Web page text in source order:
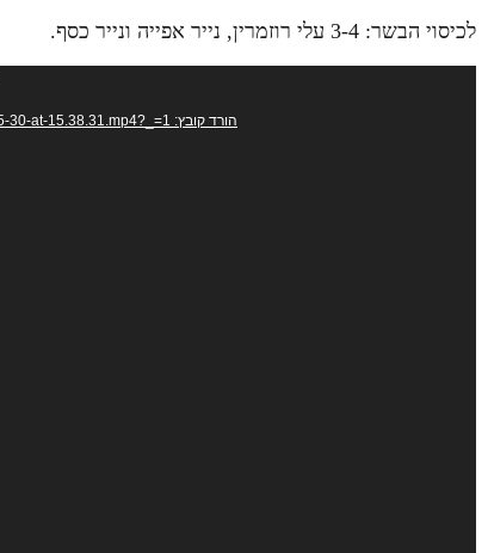
לכיסוי הבשר: 3-4 עלי רוזמרין, נייר אפייה ונייר כסף.
הורד קובץ: https://106il.co.il/wp-content/uploads/2023/05/WhatsApp-Video-2023-05-30-at-15.38.31.mp4?_=1